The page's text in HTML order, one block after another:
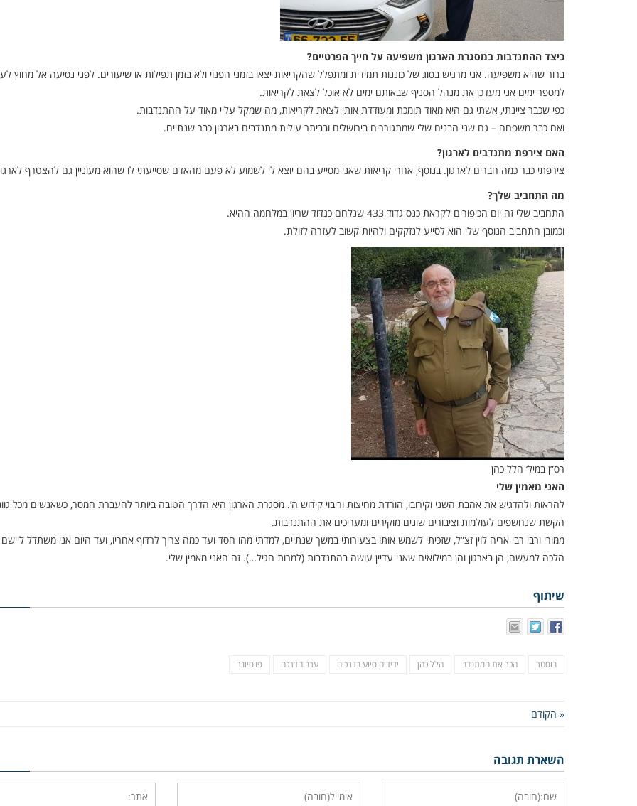
כיצד ההתנדבות במסגרת הארגון משפיעה על חייך הפרטיים?
ברור שהיא משפיעה. אני מרגיש בסוג של כוננות תמידית ומתפלל שהקריאות יצאו בזמני הפנוי ולא בזמן תפילות או שיעורים. לפני נסיעה אל מחוץ
למספר ימים אני מעדכן את מנהל הסניף שבאותם ימים לא אוכל לצאת לקריאות.
כפי שכבר ציינתי, אשתי גם היא מאוד תומכת ומעודדת אותי לצאת לקריאות, מה שמקל עליי מאוד על ההתנדבות.
ואם כבר משפחה – גם שני הבנים שלי שמתגוררים בירושלים ובביתר עילית מתנדבים בארגון כבר שנתיים.
האם צירפת מתנדבים לארגון?
צירפתי כבר כמה חברים לארגון. בנוסף, אחרי קריאות שאני מסייע בהם יוצא לי לשמוע לא פעם מהאדם שסייעתי לו שהוא מעוניין גם להצטרף
מה התחביב שלך?
התחביב שלי זה יום הכיפורים לקראת כנס גדוד 433 שנלחם כגדוד שריון במלחמה ההיא.
וכמובן התחביב הנוסף שלי הוא לסייע לנזקקים ולהיות קשוב לעזרה לזולת.
רס”ן במיל’ הלל כהן
האני מאמין שלי
להראות ולהדגיש את אהבת השני וקירובו, הורדת מחיצות וריבוי קידוש ה’. מסגרת הארגון היא הדרך הטובה ביותר להעברת המסר, כשאנשים מכל
הקשת שנחשפים לעולמות וציבורים שונים מוקירים ומעריכים את ההתנדבות.
ממורי ורבי רבי אריה לוין זצ”ל, שזכיתי לשמש אותו בצעירותי במשך שנתיים, למדתי מהו חסד ועד כמה צריך לרדוף אחריו, ועד היום אני משתדל
הלכה למעשה, הן בארגון והן במילואים שאני עדיין עושה בהתנדבות (למרות הגיל…). זה האני מאמין שלי.
שיתוף
בוסטר הכר את המתנדב הלל כהן ידידים סיוע בדרכים ערב הדרכה פנסיונר
« הקודם
השארת תגובה